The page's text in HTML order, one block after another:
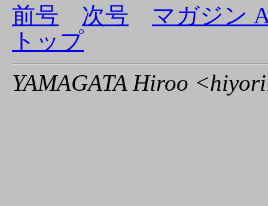
前号 次号
マガジン
トップ
YAMAGATA Hiroo